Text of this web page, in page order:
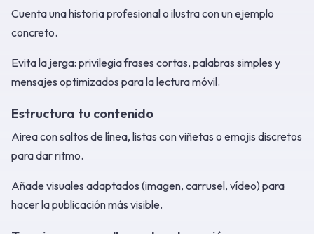
Cuenta una historia profesional o ilustra con un ejemplo
concreto.
Evita la jerga: privilegia frases cortas, palabras simples y
mensajes optimizados para la lectura móvil.
Estructura tu contenido
Airea con saltos de línea, listas con viñetas o emojis discretos
para dar ritmo.
Añade visuales adaptados (imagen, carrusel, vídeo) para
hacer la publicación más visible.